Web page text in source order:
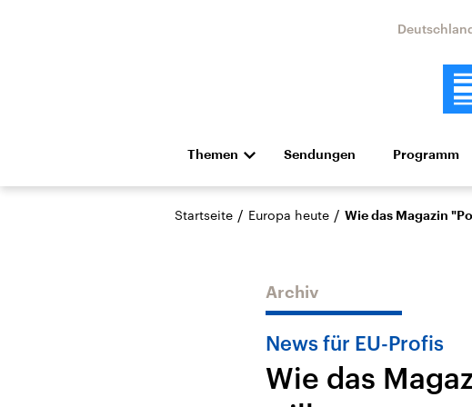
Themen
Die Nachrichten Politik Wirtschaft
Hörspiel und Feature Musik
Landtagswahl Sachsen-
USA
Aktuelle Beiträge,
Sendungen Programm
Startseite / Europa heute / Wie das Magazin
Archiv
News für EU-Profis
Wie das